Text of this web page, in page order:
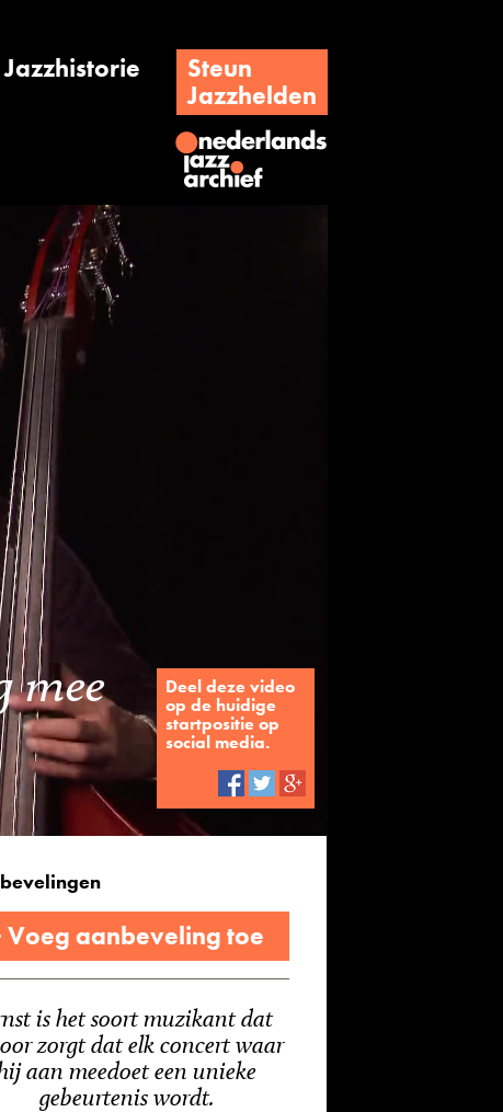
Jazzhistorie
Steun
Jazzhelden
mee
Deel deze video
op de huidige
startpositie op
social media.
Voeg aanbeveling toe
is het soort muzikant dat
zorgt dat elk concert waar
aan meedoet een unieke
gebeurtenis wordt.